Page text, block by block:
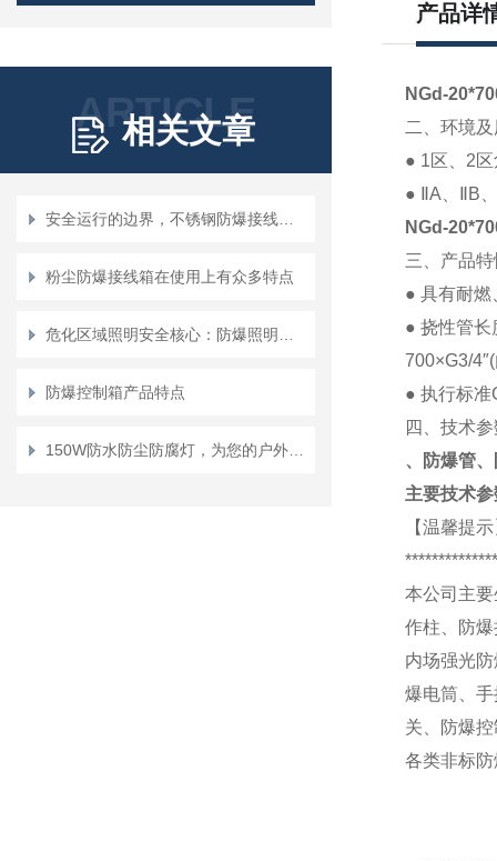
ARTICLE
相关文章
粉尘防爆接线箱在使用上有众多特点
防爆控制箱产品特点
产品详
NGd-
二、环境
● 1区、 2
●
A B
NGd-
三、产品特
● 具有耐燃
● 挠性管长
700×G3/4″(
● 执行标准
四、技术参
、防爆管
主要技术
【温馨提
本公司主
作柱、防
内场强光
爆电筒、
关、防爆
各类非标